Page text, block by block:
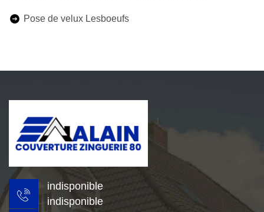
Pose de velux Lesboeufs
indisponible
indisponible